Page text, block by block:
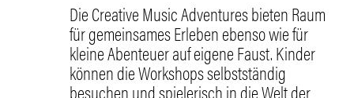
Die Creative Music Adventures bieten Raum
für gemeinsames Erleben ebenso wie für
kleine Abenteuer auf eigene Faust. Kinder
können die Workshops selbstständig
besuchen und spielerisch in die Welt der